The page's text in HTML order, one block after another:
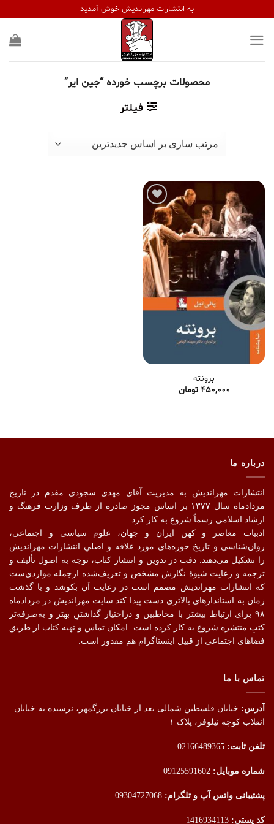
content
به انتشارات مهراندیش خوش آمدید
محصولات برچسب خورده “جین ایر”
فیلتر
افزودن
به
علاقه
مندی
ها
برونته
450,000 تومان
درباره ما
انتشارات مهراندیش به مدیریت آقای مهدی سجودی مقدم در تاریخ
مردادماه سال ۱۳۷۷ بر اساس مجوز صادره از طرف وزارت فرهنگ و
ارشاد اسلامی رسماً شروع به کار کرد.
ادبیات معاصر و کهن ایران و جهان، علوم سیاسی و اجتماعی،
روان‌شناسی و تاریخ حوزه‌های مورد علاقه و اصلیِ انتشارات مهراندیش
را تشکیل می‌دهند. دقت در تدوین و انتشار کتاب،‌ توجه به اصول تألیف و
ترجمه و رعایت شیوهٔ نگارش مشخص و تعریف‌شده ازجمله مواردی‌ست
که انتشارات مهراندیش مصمم است در رعایت آن بکوشد و با گذشت
زمان به استاندارهای بالاتری دست پیدا کند.سایت مهراندیش در مردادماه
۹۸ برای ارتباط بیشتر با مخاطبین و دراختیار گذاشتنِ بهتر و به‌صرفه‌تر
کتبِ منتشره شروع به کار کرده است. امکان تماس و تهیه کتاب از طریق
فضاهای اجتماعی از قبیل اینستاگرام هم مقدور است.
تماس با ما
آدرس: خیابان فلسطین شمالی بعد از خیابان بزرگمهر، نرسیده به خیابان
انقلاب کوچه نیلوفر، پلاک ۱
تلفن ثابت:
شماره موبایل:
پشتیبانی واتس آپ و تلگرام:
کد پستی: